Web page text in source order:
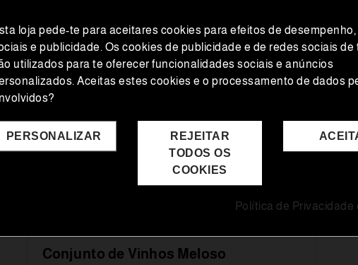
Conjunto de Vinhos Meloso
Verificación de Edad Requerida
Para acceder a esta sección, por favor confirma que eres
Sí, soy mayor de edad No, salir
loja pede-te para aceitares cookies para efeitos de
e publicidade. Os cookies de publicidade e de redes sociais de
utilizados para te oferecer funcionalidades sociais e anúncios
Aceitas estes cookies e o processamento de dados
REJEITAR
TODOS OS
COOKIES
PERSONALIZAR
Política de Privacidade